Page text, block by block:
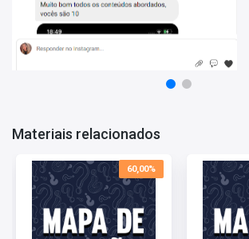
permitindo um redirecionamento estratégico
para as áreas que necessitam maior dedicação;
• Foram incluídas questões da Vunesp e FGV
complementar as questões do Instituto
em menor quantidade. As leis específicas do
Estes são apenas alguns dos benefícios em
Trânsito. Aproveite o super desconto!
Tempo de Acesso:365 dias
Materiais relacionados
60,00%